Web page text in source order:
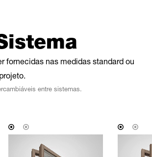
fornecidas nas medidas standard ou
entre sistemas.